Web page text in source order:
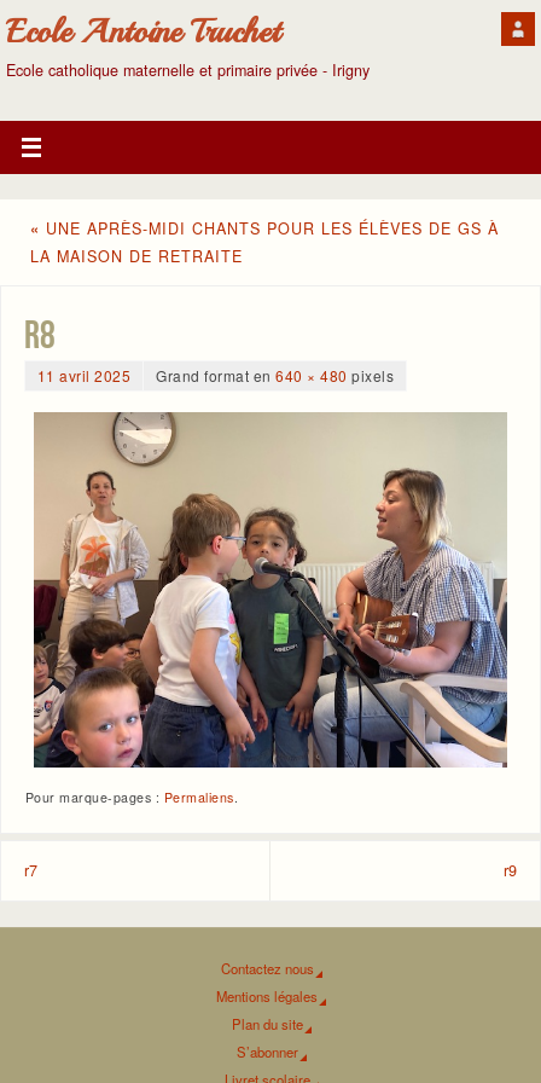
Ecole Antoine Truchet
Ecole catholique maternelle et primaire privée - Irigny
« UNE APRÈS-MIDI CHANTS POUR LES ÉLÈVES DE GS À
LA MAISON DE RETRAITE
r8
11 avril 2025 Grand format en640 × 480 pixels
Pour marque-pages : Permaliens
r7 r9
Contactez nous
Mentions légales
Plan du site
S’abonner